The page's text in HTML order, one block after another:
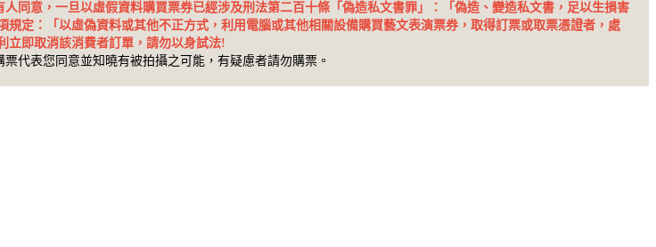
同意，一旦以虛假資料購買票券已經涉及刑法第二百十條「偽造私文書罪」：「偽造、變造私文書，足以生損害
定：「以虛偽資料或其他不正方式，利用電腦或其他相關設備購買藝文表演票券，取得訂票或取票憑證者，處
立即取消該消費者訂單，請勿以身試法!
代表您同意並知曉有被拍攝之可能，有疑慮者請勿購票。